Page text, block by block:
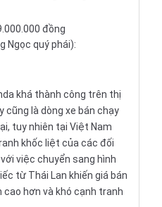
đồng
Ngọc quý phái):
khá thành công trên thị
cũng là dòng xe bán chạy
tuy nhiên tại Việt Nam
khốc liệt của các đối
việc chuyển sang hình
từ Thái Lan khiến giá bán
cao hơn và khó cạnh tranh